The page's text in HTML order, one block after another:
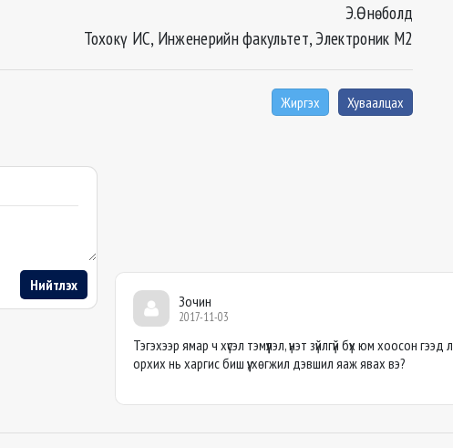
Э.Өнөболд
Тохокү ИС, Инженерийн факультет, Электроник М2
Жиргэх Хуваалцах
Нийтлэх
Зочин
2017-11-03
Тэгэхээр ямар ч хүсэл тэмүүлэл, үнэт зүйлгүй бүх юм хоосон гээд л
орхих нь харгис биш үү, хөгжил дэвшил яаж явах вэ?